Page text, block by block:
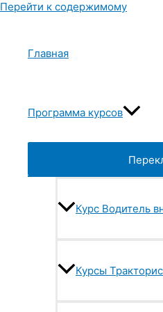
Перейти к содержимому
Главная
Программа курсов
Курс Водитель
Курсы
Права на